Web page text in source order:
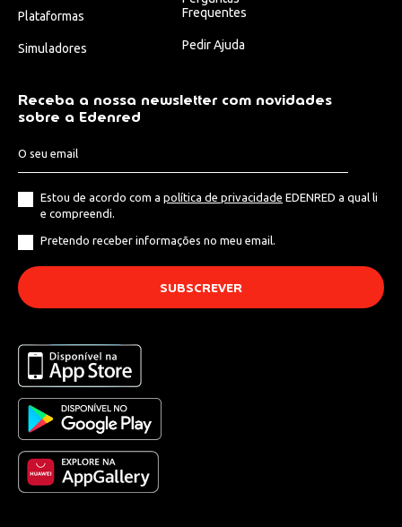
Plataformas
Simuladores
Frequentes
Pedir Ajuda
Receba a nossa newsletter com novidades
sobre a Edenred
Estou de acordo com a política de privacidade EDENRED a qual li
e compreendi.
Pretendo receber informações no meu email.